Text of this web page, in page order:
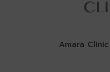
Amara Clinic